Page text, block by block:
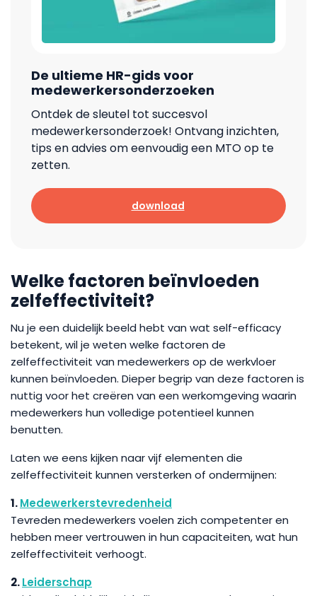
De ultieme HR-gids voor
medewerkersonderzoeken
Ontdek de sleutel tot succesvol
medewerkersonderzoek! Ontvang inzichten,
tips en advies om eenvoudig een MTO op te
zetten.
download
Welke factoren beïnvloeden
zelfeffectiviteit?
Nu je een duidelijk beeld hebt van wat self-efficacy
betekent, wil je weten welke factoren de
zelfeffectiviteit van medewerkers op de werkvloer
kunnen beïnvloeden. Dieper begrip van deze factoren is
nuttig voor het creëren van een werkomgeving waarin
medewerkers hun volledige potentieel kunnen
benutten.
Laten we eens kijken naar vijf elementen die
zelfeffectiviteit kunnen versterken of ondermijnen:
1.Medewerkerstevredenheid
Tevreden medewerkers voelen zich competenter en
hebben meer vertrouwen in hun capaciteiten, wat hun
zelfeffectiviteit verhoogt.
2.Leiderschap